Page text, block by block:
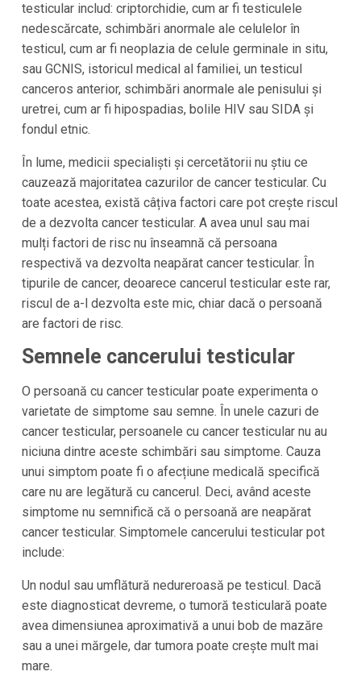
testicular includ: criptorchidie, cum ar fi testiculele
nedescărcate, schimbări anormale ale celulelor în
testicul, cum ar fi neoplazia de celule germinale in situ,
sau GCNIS, istoricul medical al familiei, un testicul
canceros anterior, schimbări anormale ale penisului și
uretrei, cum ar fi hipospadias, bolile HIV sau SIDA și
fondul etnic.
În lume, medicii specialiști și cercetătorii nu știu ce
cauzează majoritatea cazurilor de cancer testicular. Cu
toate acestea, există câțiva factori care pot crește riscul
de a dezvolta cancer testicular. A avea unul sau mai
mulți factori de risc nu înseamnă că persoana
respectivă va dezvolta neapărat cancer testicular. În
tipurile de cancer, deoarece cancerul testicular este rar,
riscul de a-l dezvolta este mic, chiar dacă o persoană
are factori de risc.
Semnele cancerului testicular
O persoană cu cancer testicular poate experimenta o
varietate de simptome sau semne. În unele cazuri de
cancer testicular, persoanele cu cancer testicular nu au
niciuna dintre aceste schimbări sau simptome. Cauza
unui simptom poate fi o afecțiune medicală specifică
care nu are legătură cu cancerul. Deci, având aceste
simptome nu semnifică că o persoană are neapărat
cancer testicular. Simptomele cancerului testicular pot
include:
Un nodul sau umflătură nedureroasă pe testicul. Dacă
este diagnosticat devreme, o tumoră testiculară poate
avea dimensiunea aproximativă a unui bob de mazăre
sau a unei mărgele, dar tumora poate crește mult mai
mare.